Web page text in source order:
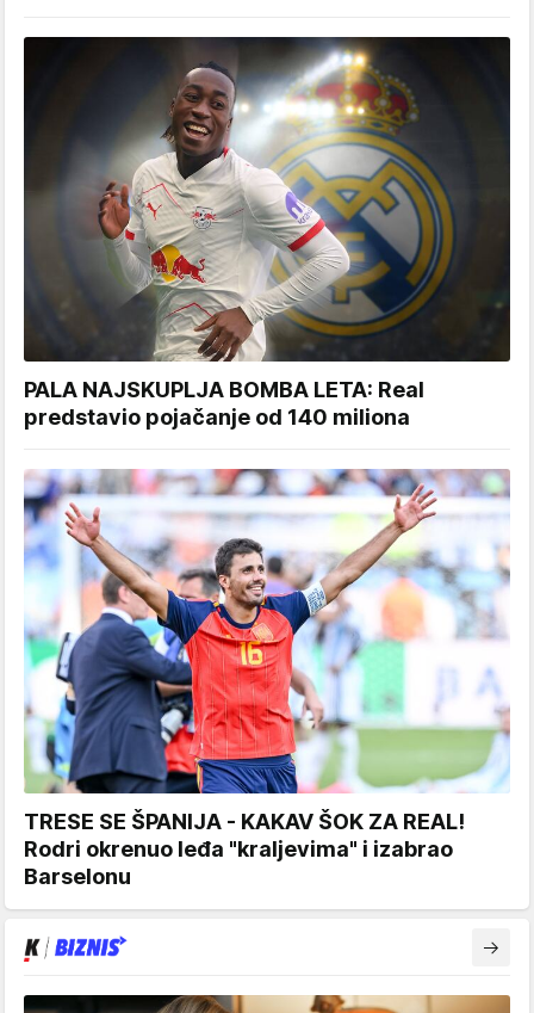
PALA NAJSKUPLJA BOMBA LETA: Real
predstavio pojačanje od 140 miliona
TRESE SE ŠPANIJA - KAKAV ŠOK ZA REAL!
Rodri okrenuo leđa "kraljevima" i izabrao
Barselonu